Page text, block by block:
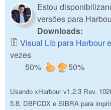
Estou
versões para
Downloads:
Visual Lib para Harbour
vezes
50%
50%
Usando xHarbour v1.2.3 Rev.
5.8, DBFCDX e SIBRA para